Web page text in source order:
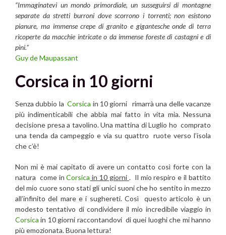
“Immaginatevi un mondo primordiale, un susseguirsi di montagne
separate da stretti burroni dove scorrono i torrenti; non esistono
pianure, ma immense crepe di granito e gigantesche onde di terra
ricoperte da macchie intricate o da immense foreste di castagni e di
pini.”
Guy de Maupassant
Corsica in 10 giorni
Senza dubbio laCorsica in 10 giorni rimarrà una delle vacanze
più indimenticabili che abbia mai fatto in vita mia. Nessuna
decisione presa a tavolino. Una mattina di Luglio ho comprato
una tenda da campeggio e via su quattro ruote verso l’isola
che c’è!
Non mi è mai capitato di avere un contatto così forte con la
natura come inCorsica in 10 giorni . Il mio respiro e il battito
del mio cuore sono stati gli unici suoni che ho sentito in mezzo
all’infinito del mare e i sughereti. Così questo articolo è un
modesto tentativo di condividere il mio incredibile viaggio in
Corsica in 10 giorni raccontandovi di quei luoghi che mi hanno
più emozionata. Buona lettura!